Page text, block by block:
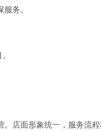
服务。
。店面形象统一，服务流